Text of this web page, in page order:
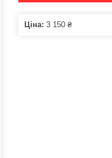
Ціна: 3 150 ₴